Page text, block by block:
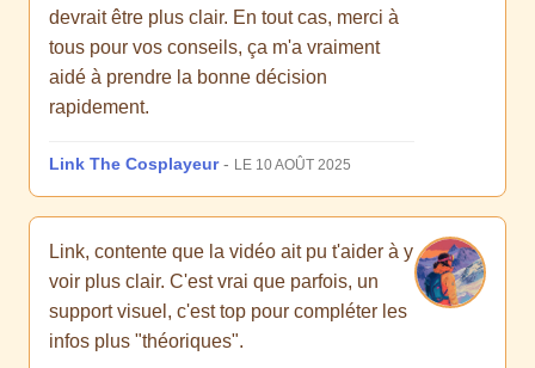
devrait être plus clair. En tout cas, merci à
tous pour vos conseils, ça m'a vraiment
aidé à prendre la bonne décision
rapidement.
Link The Cosplayeur- LE 10 AOÛT 2025
Link, contente que la vidéo ait pu t'aider à y
voir plus clair. C'est vrai que parfois, un
support visuel, c'est top pour compléter les
infos plus "théoriques".